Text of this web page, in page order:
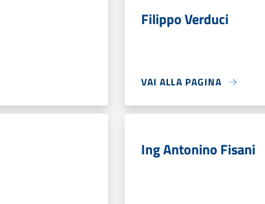
Filippo Verduci
VAI ALLA PAGINA
Ing Antonino Fisani